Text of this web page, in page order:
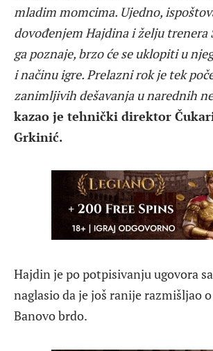
mladim momcima. Ujedno,
dovođenjem Hajdina i želju trenera
ga poznaje, brzo će se uklopiti u
i načinu igre. Prelazni rok je tek
zanimljivih dešavanja u narednih
kazao je tehnički direktor
Grkinić.
Hajdin je po potpisivanju ugovora
naglasio da je još ranije razmišljao
Banovo brdo.